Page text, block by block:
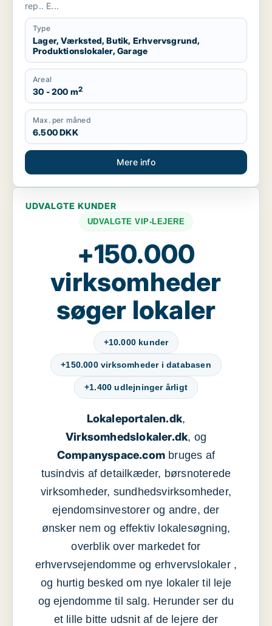
rep.. E...
Type
Lager, Værksted, Butik, Erhvervsgrund,
Produktionslokaler, Garage
Areal
30 - 200 m2
Max. per måned
6.500 DKK
Mere info
UDVALGTE KUNDER
UDVALGTE VIP-LEJERE
+150.000
virksomheder
søger lokaler
+10.000 kunder
+150.000 virksomheder i databasen
+1.400 udlejninger årligt
Lokaleportalen.dk,
Virksomhedslokaler.dk, og
Companyspace.com bruges af
tusindvis af detailkæder, børsnoterede
virksomheder, sundhedsvirksomheder,
ejendomsinvestorer og andre, der
ønsker nem og effektiv lokalesøgning,
overblik over markedet for
erhvervsejendomme og erhvervslokaler ,
og hurtig besked om nye lokaler til leje
og ejendomme til salg. Herunder ser du
et lille bitte udsnit af de lejere der